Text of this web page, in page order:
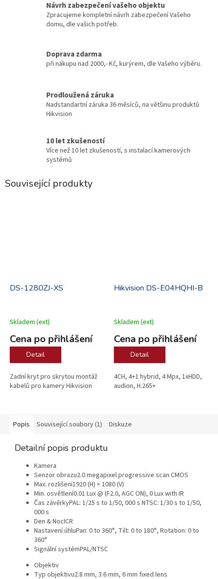
Návrh zabezpečení vašeho objektu
Zpracujeme kompletní návrh zabezpečení Vašeho
domu, dle vašich potřeb.
Doprava zdarma
při nákupu nad 2000,- Kč, kurýrem, dle Vašeho výběru.
Prodloužená záruka
Nadstandartní záruka 36 měsíců, na většinu produktů
Hikvision
10 let zkušeností
Více než 10 let zkušeností, s instalací kamerových
systémů
Související produkty
DS-1280ZJ-XS
Skladem (ext)
Cena po přihlášení
Detail
Zadní kryt pro skrytou montáž
kabelů pro kamery Hikvision
Hikvision DS-E04HQHI-B
Skladem (ext)
Cena po přihlášení
Detail
4CH, 4+1 hybrid, 4 Mpx, 1xHDD,
audion, H.265+
Popis Související soubory (1) Diskuze
Detailní popis produktu
Kamera
Senzor obrazu2.0 megapixel progressive scan CMOS
Max. rozlišení1920 (H) × 1080 (V)
Min. osvětlení0.01 Lux @ (F2.0, AGC ON), 0 Lux with IR
Čas závěrkyPAL: 1/25 s to 1/50, 000 s NTSC: 1/30 s to 1/50,
000 s
Den & NocICR
Nastavení úhluPan: 0 to 360°, Tilt: 0 to 180°, Rotation: 0 to
360°
Signální systémPAL/NTSC
Objektiv
Typ objektivu2.8 mm, 3.6 mm, 6 mm fixed lens